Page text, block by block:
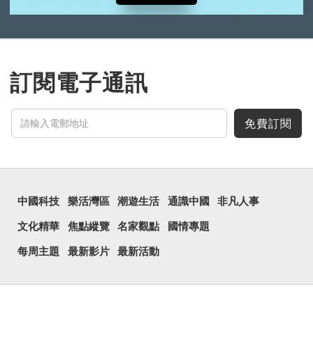
訂閱電子通訊
免費訂閱
中國科技 樂活灣區 潮遊生活 通識中國 非凡人事
文化精華 焦點縱覽 名家觀點 國情專題
每周主題 最新影片 最新活動